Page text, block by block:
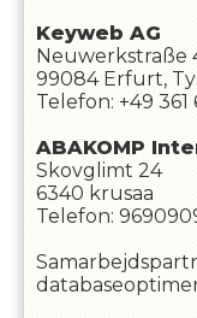
Keyweb AG
Neuwerkstraße
99084 Erfurt,
Telefon: +49 361
ABAKOMP
Skovglimt 24
6340 krusaa
Telefon: